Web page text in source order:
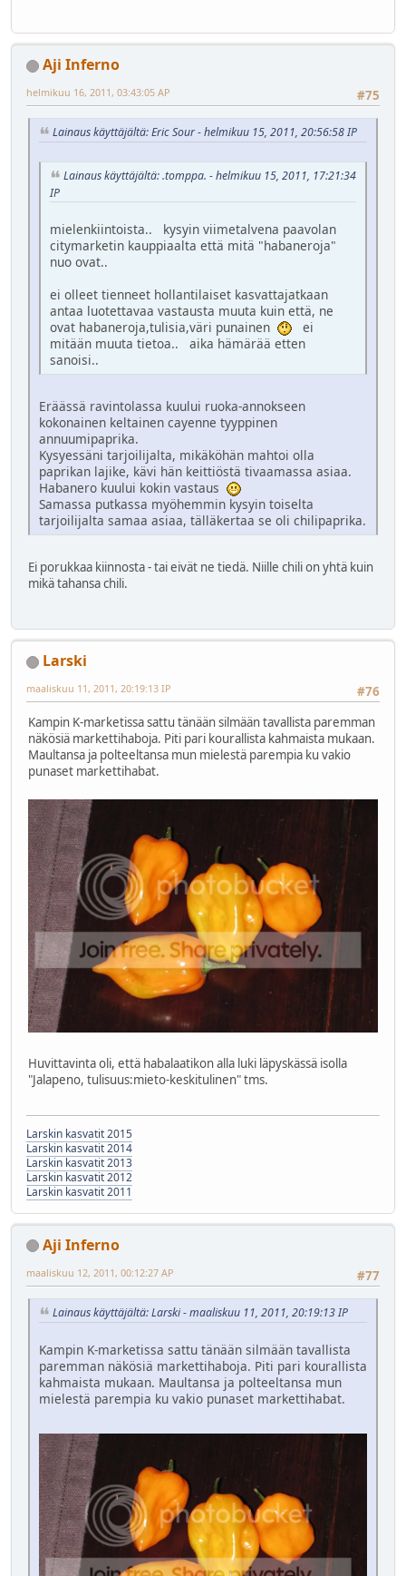
Aji Inferno
#75
helmikuu 16, 2011, 03:43:05 AP
Lainaus käyttäjältä: Eric Sour - helmikuu 15, 2011, 20:56:58 IP
Lainaus käyttäjältä: .tomppa. - helmikuu 15, 2011, 17:21:34
IP
mielenkiintoista.. kysyin viimetalvena paavolan
citymarketin kauppiaalta että mitä "habaneroja"
nuo ovat..
ei olleet tienneet hollantilaiset kasvattajatkaan
antaa luotettavaa vastausta muuta kuin että, ne
ovat habaneroja,tulisia,väri punainen
ei
mitään muuta tietoa.. aika hämärää etten
sanoisi..
Eräässä ravintolassa kuului ruoka-annokseen
kokonainen keltainen cayenne tyyppinen
annuumipaprika.
Kysyessäni tarjoilijalta, mikäköhän mahtoi olla
paprikan lajike, kävi hän keittiöstä tivaamassa asiaa.
Habanero kuului kokin vastaus
Samassa putkassa myöhemmin kysyin toiselta
tarjoilijalta samaa asiaa, tälläkertaa se oli chilipaprika.
Ei porukkaa kiinnosta - tai eivät ne tiedä. Niille chili on yhtä kuin
mikä tahansa chili.
Larski
#76
maaliskuu 11, 2011, 20:19:13 IP
Kampin K-marketissa sattu tänään silmään tavallista paremman
näkösiä markettihaboja. Piti pari kourallista kahmaista mukaan.
Maultansa ja polteeltansa mun mielestä parempia ku vakio
punaset markettihabat.
Huvittavinta oli, että habalaatikon alla luki läpyskässä isolla
"Jalapeno, tulisuus:mieto-keskitulinen" tms.
Larskin kasvatit 2015
Larskin kasvatit 2014
Larskin kasvatit 2013
Larskin kasvatit 2012
Larskin kasvatit 2011
Aji Inferno
#77
maaliskuu 12, 2011, 00:12:27 AP
Lainaus käyttäjältä: Larski - maaliskuu 11, 2011, 20:19:13 IP
Kampin K-marketissa sattu tänään silmään tavallista
paremman näkösiä markettihaboja. Piti pari kourallista
kahmaista mukaan. Maultansa ja polteeltansa mun
mielestä parempia ku vakio punaset markettihabat.